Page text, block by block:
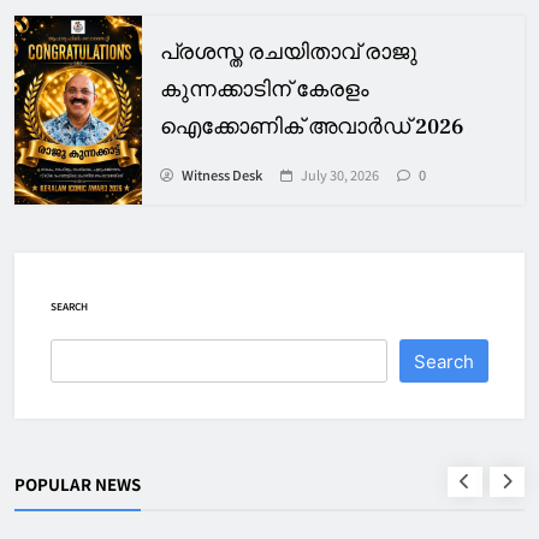
പ്രശസ്ത രചയിതാവ് രാജു
കുന്നക്കാടിന് കേരളം
ഐക്കോണിക് അവാർഡ് 2026
Witness Desk July 30, 2026 0
SEARCH
Search
POPULAR NEWS